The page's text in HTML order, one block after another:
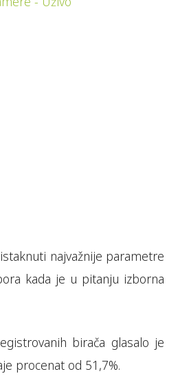
najvažnije parametre
kada je u pitanju izborna
birača glasalo je
procenat od 51,7%.